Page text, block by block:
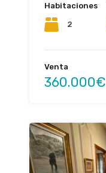
Habitaciones
2
Venta
360.000€